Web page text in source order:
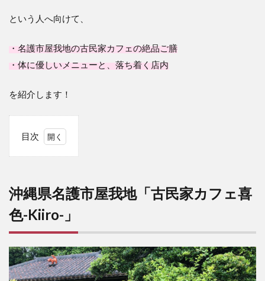
という人へ向けて、
・名護市屋我地の古民家カフェの絶品ご膳
・体に優しいメニューと、落ち着く店内
を紹介します！
目次
我地
「古民
家カフ
ェ喜色-
Kiiro-」
2
アク
セ
沖縄県名護市屋我地「古民家カフェ喜
色-Kiiro-」